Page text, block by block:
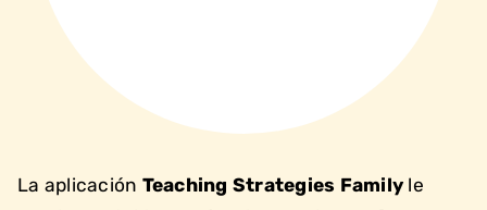
La aplicación Teaching Strategies Family le